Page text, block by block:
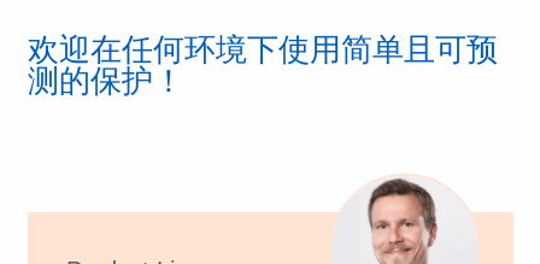
欢迎在任何环境下使用简单且可预
测的保护！